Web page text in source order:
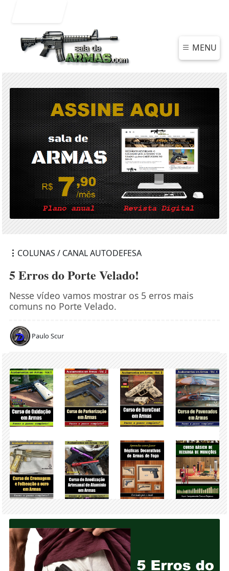
MENU
COLUNAS / CANAL AUTODEFESA
5 Erros do Porte Velado!
Nesse vídeo vamos mostrar os 5 erros mais
comuns no Porte Velado.
Paulo Scur